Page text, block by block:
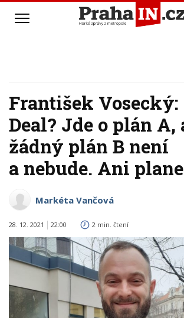
František Vosecký:
Deal? Jde o plán A,
žádný plán B není
a nebude. Ani
Markéta Vančová
28. 12. 2021 22:00 2 min. čtení